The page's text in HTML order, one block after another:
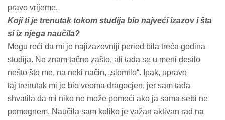
pravo vrijeme.
Koji ti je trenutak tokom studija bio najveći izazov i šta
si iz njega naučila?
Mogu reći da mi je najizazovniji period bila treća godina
studija. Ne znam tačno zašto, ali tada se u meni desilo
nešto što me, na neki način, „slomilo“. Ipak, upravo
taj trenutak mi je bio veoma dragocjen, jer sam tada
shvatila da mi niko ne može pomoći ako ja sama sebi ne
pomognem. Naučila sam koliko je važan aktivan rad na